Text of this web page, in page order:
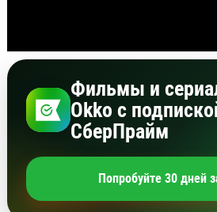
Фильмы и
Okko с
СберПрайм
Попробуйте 30 дней